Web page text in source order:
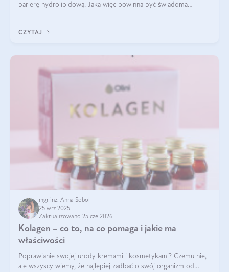
barierę hydrolipidową. Jaka więc powinna być świadoma
CZYTAJ
mgr inż. Anna Sobol
25 wrz 2025
Zaktualizowano 25 cze 2026
Kolagen – co to, na co pomaga i jakie ma
właściwości
Poprawianie swojej urody kremami i kosmetykami? Czemu nie,
ale wszyscy wiemy, że najlepiej zadbać o swój organizm od